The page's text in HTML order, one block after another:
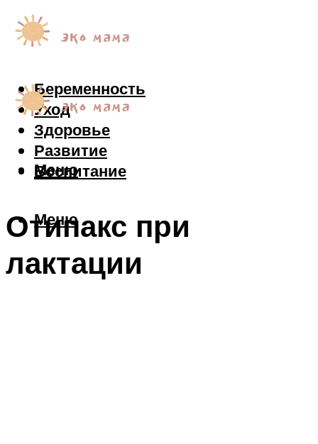
Беременность
Уход
Здоровье
Развитие
Воспитание
Меню
Меню
Отипакс при
лактации